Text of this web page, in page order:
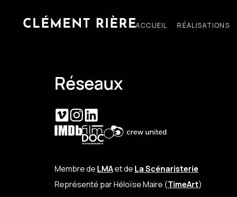
ACCUEIL RÉALISATIONS
Réseaux
Membre de LMAet de La Scénaristerie
Représenté par Héloïse Maire (TimeArt)